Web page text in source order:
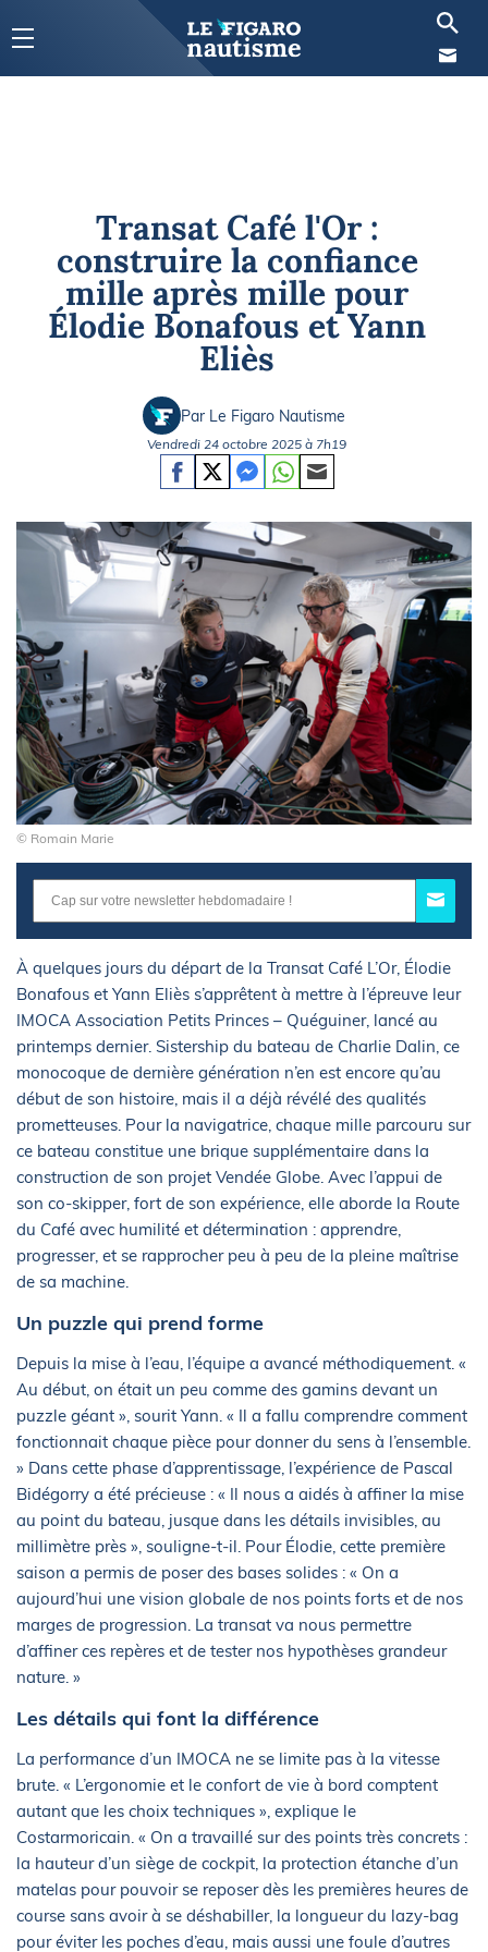
Transat Café l'Or :
construire la confiance
mille après mille pour
Élodie Bonafous et Yann
Eliès
Par Le Figaro Nautisme
Vendredi 24 octobre 2025 à 7h19
© Romain Marie
À quelques jours du départ de la Transat Café L’Or, Élodie
Bonafous et Yann Eliès s’apprêtent à mettre à l’épreuve leur
IMOCA Association Petits Princes – Quéguiner, lancé au
printemps dernier. Sistership du bateau de Charlie Dalin, ce
monocoque de dernière génération n’en est encore qu’au
début de son histoire, mais il a déjà révélé des qualités
prometteuses. Pour la navigatrice, chaque mille parcouru sur
ce bateau constitue une brique supplémentaire dans la
construction de son projet Vendée Globe. Avec l’appui de
son co-skipper, fort de son expérience, elle aborde la Route
du Café avec humilité et détermination : apprendre,
progresser, et se rapprocher peu à peu de la pleine maîtrise
de sa machine.
Un puzzle qui prend forme
Depuis la mise à l’eau, l’équipe a avancé méthodiquement. «
Au début, on était un peu comme des gamins devant un
puzzle géant », sourit Yann. « Il a fallu comprendre comment
fonctionnait chaque pièce pour donner du sens à l’ensemble.
» Dans cette phase d’apprentissage, l’expérience de Pascal
Bidégorry a été précieuse : « Il nous a aidés à affiner la mise
au point du bateau, jusque dans les détails invisibles, au
millimètre près », souligne-t-il. Pour Élodie, cette première
saison a permis de poser des bases solides : « On a
aujourd’hui une vision globale de nos points forts et de nos
marges de progression. La transat va nous permettre
d’affiner ces repères et de tester nos hypothèses grandeur
nature. »
Les détails qui font la différence
La performance d’un IMOCA ne se limite pas à la vitesse
brute. « L’ergonomie et le confort de vie à bord comptent
autant que les choix techniques », explique le
Costarmoricain. « On a travaillé sur des points très concrets :
la hauteur d’un siège de cockpit, la protection étanche d’un
matelas pour pouvoir se reposer dès les premières heures de
course sans avoir à se déshabiller, la longueur du lazy-bag
pour éviter les poches d’eau, mais aussi une foule d’autres